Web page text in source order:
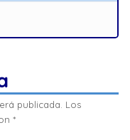
publicada. Los
*